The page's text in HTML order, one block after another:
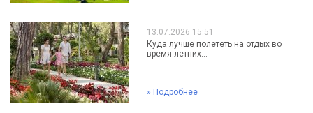
13.07.2026 15:51
Куда лучше полететь на отдых во
время летних...
» Подробнее